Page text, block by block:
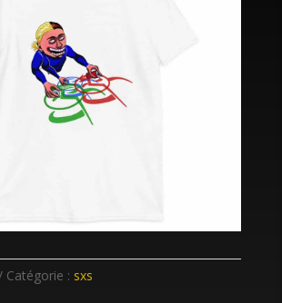
Catégorie : sxs